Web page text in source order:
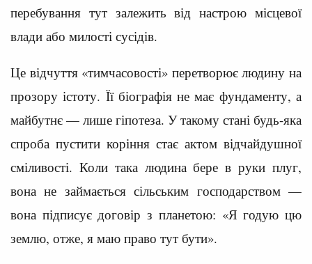
перебування тут залежить від настрою місцевої
влади або милості сусідів.
Це відчуття «тимчасовості» перетворює людину на
прозору істоту. Її біографія не має фундаменту, а
майбутнє — лише гіпотеза. У такому стані будь-яка
спроба пустити коріння стає актом відчайдушної
сміливості. Коли така людина бере в руки плуг,
вона не займається сільським господарством —
вона підписує договір з планетою: «Я годую цю
землю, отже, я маю право тут бути».